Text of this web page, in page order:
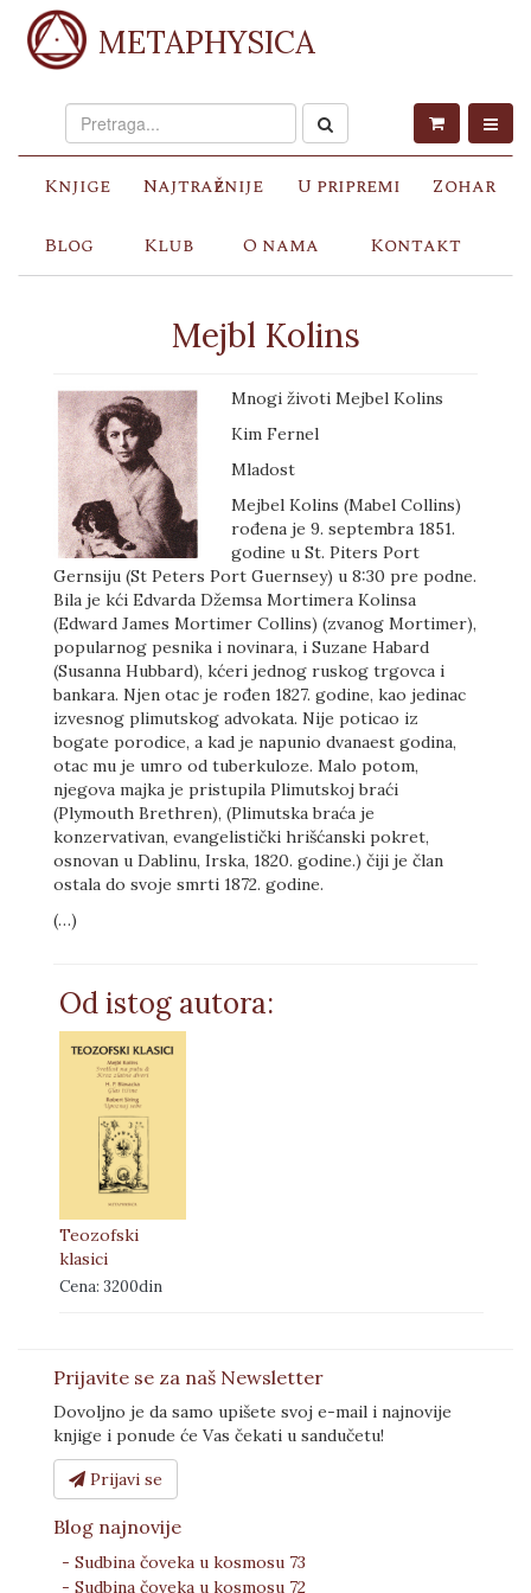
METAPHYSICA
Knjige Najtraženije U pripremi Zohar
Blog Klub O nama Kontakt
Mejbl Kolins
Mnogi životi Mejbel Kolins
Kim Fernel
Mladost
Mejbel Kolins (Mabel Collins)
rođena je 9. septembra 1851.
godine u St. Piters Port
Gernsiju (St Peters Port Guernsey) u 8:30 pre podne.
Bila je kći Edvarda Džemsa Mortimera Kolinsa
(Edward James Mortimer Collins) (zvanog Mortimer),
popularnog pesnika i novinara, i Suzane Habard
(Susanna Hubbard), kćeri jednog ruskog trgovca i
bankara. Njen otac je rođen 1827. godine, kao jedinac
izvesnog plimutskog advokata. Nije poticao iz
bogate porodice, a kad je napunio dvanaest godina,
otac mu je umro od tuberkuloze. Malo potom,
njegova majka je pristupila Plimutskoj braći
(Plymouth Brethren), (Plimutska braća je
konzervativan, evangelistički hrišćanski pokret,
osnovan u Dablinu, Irska, 1820. godine.) čiji je član
ostala do svoje smrti 1872. godine.
(…)
Od istog autora:
Teozofski
klasici
Cena: 3200din
Prijavite se za naš Newsletter
Dovoljno je da samo upišete svoj e-mail i najnovije
knjige i ponude će Vas čekati u sandučetu!
Prijavi se
Blog najnovije
- Sudbina čoveka u kosmosu 73
- Sudbina čoveka u kosmosu 72